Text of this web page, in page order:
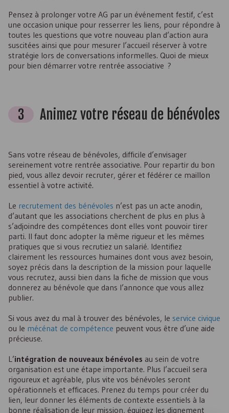
Pensez à prolonger votre AG par un événement festif, c’est
une occasion unique pour resserrer les liens, pour répondre à
toutes les questions que votre nouveau plan d’action aura
suscitées ainsi que pour mesurer l’accueil réserver à votre
stratégie lors de conversations informelles. Quoi de mieux
pour bien démarrer votre rentrée associative ?
3 Animez votre réseau de bénévoles
Sans votre réseau de bénévoles, difficile d’envisager
sereinement votre rentrée associative. Pour repartir du bon
pied, vous allez devoir recruter, gérer et fédérer ce maillon
essentiel à votre activité.
Le recrutement des bénévoles n’est pas un acte anodin,
d’autant que les associations cherchent de plus en plus à
s’adjoindre des compétences dont elles vont pouvoir tirer
parti. Il faut donc adopter la même rigueur et les mêmes
pratiques que si vous recrutiez un salarié. Identifiez
clairement les ressources humaines dont vous avez besoin,
soyez précis dans la description de la mission pour laquelle
vous recrutez, aussi bien dans la fiche de mission que vous
donnerez au bénévole que dans l’annonce que vous allez
publier.
Si vous avez du mal à trouver des bénévoles, le service civique
ou le mécénat de compétence peuvent vous être d’une aide
précieuse.
L’intégration de nouveaux bénévoles au sein de votre
organisation est une étape importante. Plus l’accueil sera
rigoureux et agréable, plus vite vos bénévoles seront
opérationnels et efficaces. Prenez du temps pour créer du
lien, leur donner les éléments de contexte essentiels à la
bonne réalisation de leur mission, équipez les dignement